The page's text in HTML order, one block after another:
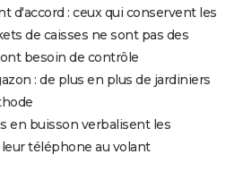
d'accord : ceux qui conservent les
de caisses ne sont pas des
besoin de contrôle
: de plus en plus de jardiniers
en buisson verbalisent les
téléphone au volant